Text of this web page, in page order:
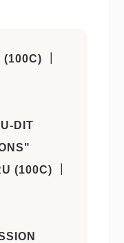
｜
DIT
(100C) ｜